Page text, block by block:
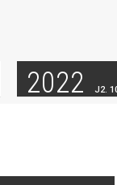
2022 J2.